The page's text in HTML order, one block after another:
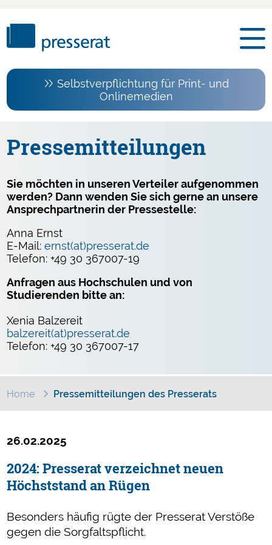
Selbstverpflichtung für Print- und
Onlinemedien
Pressemitteilungen
Sie möchten in unseren Verteiler aufgenommen
werden? Dann wenden Sie sich gerne an unsere
Ansprechpartnerin der Pressestelle:
Anna Ernst
E-Mail:ernst(at)presserat.de
Telefon: +49 30 367007-19
Anfragen aus Hochschulen und von
Studierenden bitte an:
Xenia Balzereit
balzereit(at)presserat.de
Telefon: +49 30 367007-17
Home Pressemitteilungen des Presserats
26.02.2025
2024: Presserat verzeichnet neuen
Höchststand an Rügen
Besonders häufig rügte der Presserat Verstöße
gegen die Sorgfaltspflicht.